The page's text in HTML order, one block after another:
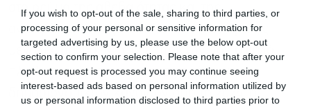
If you wish to opt-out of the sale, sharing to third parties, or
processing of your personal or sensitive information for
targeted advertising by us, please use the below opt-out
section to confirm your selection. Please note that after your
opt-out request is processed you may continue seeing
interest-based ads based on personal information utilized by
us or personal information disclosed to third parties prior to
στο ρεύμα της αβεβαιότητας και της
ανασφάλειας. Οι ξένοι βλέπουν ότι παρά τις
μεγάλες αυξήσεις των επιτοκίων, τον υψηλό
πληθωρισμό και την επαναφορά των
δημοσιονομικών κανόνων από το 2024, η